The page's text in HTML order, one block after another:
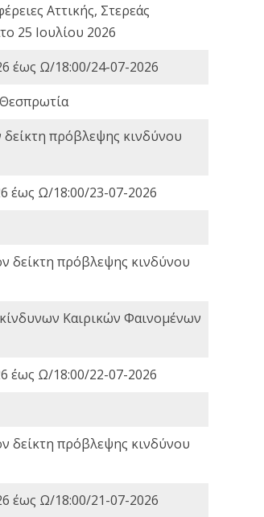
Αττικής, Στερεάς
25 Ιουλίου 2026
έως Ω/18:00/24-07-2026
πρόβλεψης κινδύνου
έως Ω/18:00/23-07-2026
δείκτη πρόβλεψης κινδύνου
Καιρικών Φαινομένων
έως Ω/18:00/22-07-2026
δείκτη πρόβλεψης κινδύνου
έως Ω/18:00/21-07-2026